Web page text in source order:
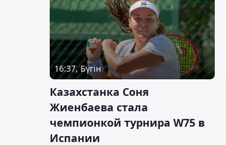
16:37, Бүгін
Казахстанка Соня
Жиенбаева стала
чемпионкой турнира W75 в
Испании